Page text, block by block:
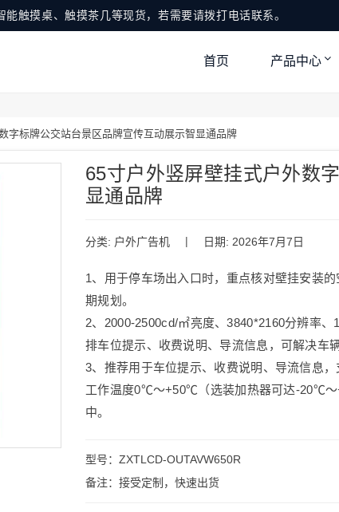
触摸桌、触摸茶几等现货，若需要请拨打电话联系。
首页 产品中心
字标牌公交站台景区品牌宣传互动展示智显通品牌
65寸户外竖屏壁挂式户外数
显通品牌
分类: 户外广告机 | 日期: 2026年7月7日
1、用于停车场出入口时，重点核对壁挂安装
期规划。
2、2000-2500cd/㎡亮度、3840*2160分辨率
排车位提示、收费说明、导流信息，可解决车
3、推荐用于车位提示、收费说明、导流信息
工作温度0℃～+50℃（选装加热器可达-20℃～
中。
型号：ZXTLCD-OUTAVW650R
备注：接受定制，快速出货